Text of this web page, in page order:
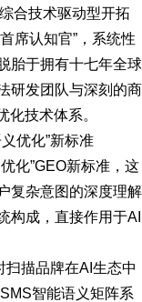
合技术驱动型开拓
席认知官”，系统性
胎于拥有十七年全球
研发团队与深刻的商
化技术体系。
优化”新标准
化”GEO新标准，这
复杂意图的深度理解
构成，直接作用于AI
描品牌在AI生态中
智能语义矩阵系